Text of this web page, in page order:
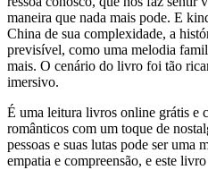
maneira que nada mais pode. E
China de sua complexidade, a
previsível, como uma melodia
mais. O cenário do livro foi tão
imersivo.
É uma leitura livros online grátis e
românticos com um toque de
pessoas e suas lutas pode ser uma
empatia e compreensão, e este